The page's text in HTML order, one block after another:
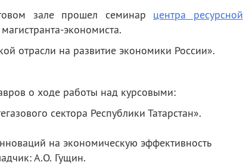
зале прошел семинар центра ресурсной
экономиста.
отрасли на развитие экономики России».
о ходе работы над курсовыми:
сектора Республики Татарстан».
на экономическую эффективность
А.О. Гущин.